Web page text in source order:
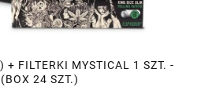
+ FILTERKI MYSTICAL 1 SZT. -
(BOX 24 SZT.)